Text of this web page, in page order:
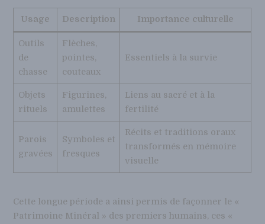
Usage Description Importance culturelle
Outils
de
chasse
Flèches,
pointes,
couteaux
Essentiels à la survie
Objets
rituels
Figurines,
amulettes
Liens au sacré et à la
fertilité
Parois
gravées
Symboles et
fresques
Récits et traditions oraux
transformés en mémoire
visuelle
Cette longue période a ainsi permis de façonner le «
Patrimoine Minéral » des premiers humains, ces «